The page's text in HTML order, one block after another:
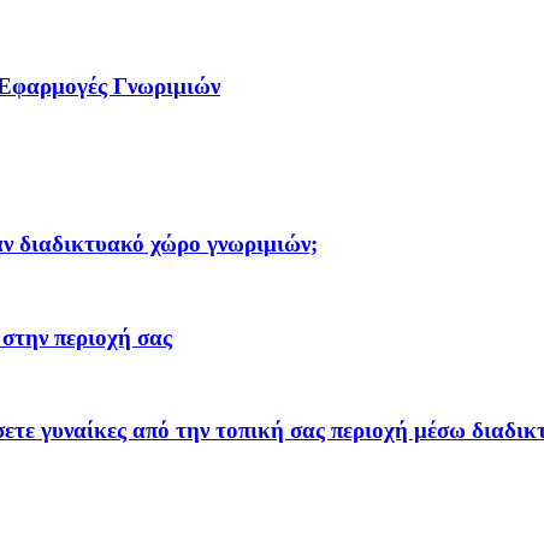
Γνωριμιών
διαδικτυακό χώρο γνωριμιών;
περιοχή σας
γυναίκες από την τοπική σας περιοχή μέσω